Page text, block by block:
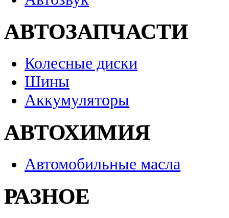
АВТОЗАПЧАСТИ
Колесные диски
Шины
Аккумуляторы
АВТОХИМИЯ
Автомобильные масла
РАЗНОЕ